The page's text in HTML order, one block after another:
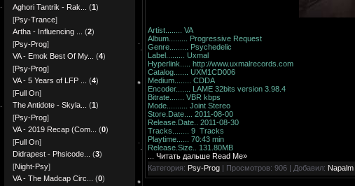
Aghori Tantrik - Rak...
(1)
[Psy-Trance]
Artha - Influencing ...
(2)
[Psy-Prog]
VA - Emok Best Of My...
(4)
[Psy-Prog]
VA - 5 Years of LFP ...
(4)
[Full On]
The Antidote - Skyla...
(1)
[Psy-Prog]
VA - 2019 Recap (Com...
(0)
[Full On]
Didrapest - Phsicode...
(3)
[Night-Psy]
VA - The Madcap Circ...
(0)
Artist........ VA
Album......... Progressive Request
Genre......... Psychedelic
Label......... Uxmal
Hyperlink..... http://www.uxmalrecords.com
Catalog....... UXM1CD006
Medium........ CDDA
Encoder....... LAME 32bits version 3.98.4
Bitrate....... VBR kbps
Mode.......... Joint Stereo
Store.Date.... 2011-08-00
Release.Date.. 2011-08-30
Tracks........ 9 Tracks
Playtime...... 70:43 min
Release.Size.. 131.80MB
Читать дальше Read Me»
Категория: Psy-Prog | Просмотров: 906 | Добавил: Napalm